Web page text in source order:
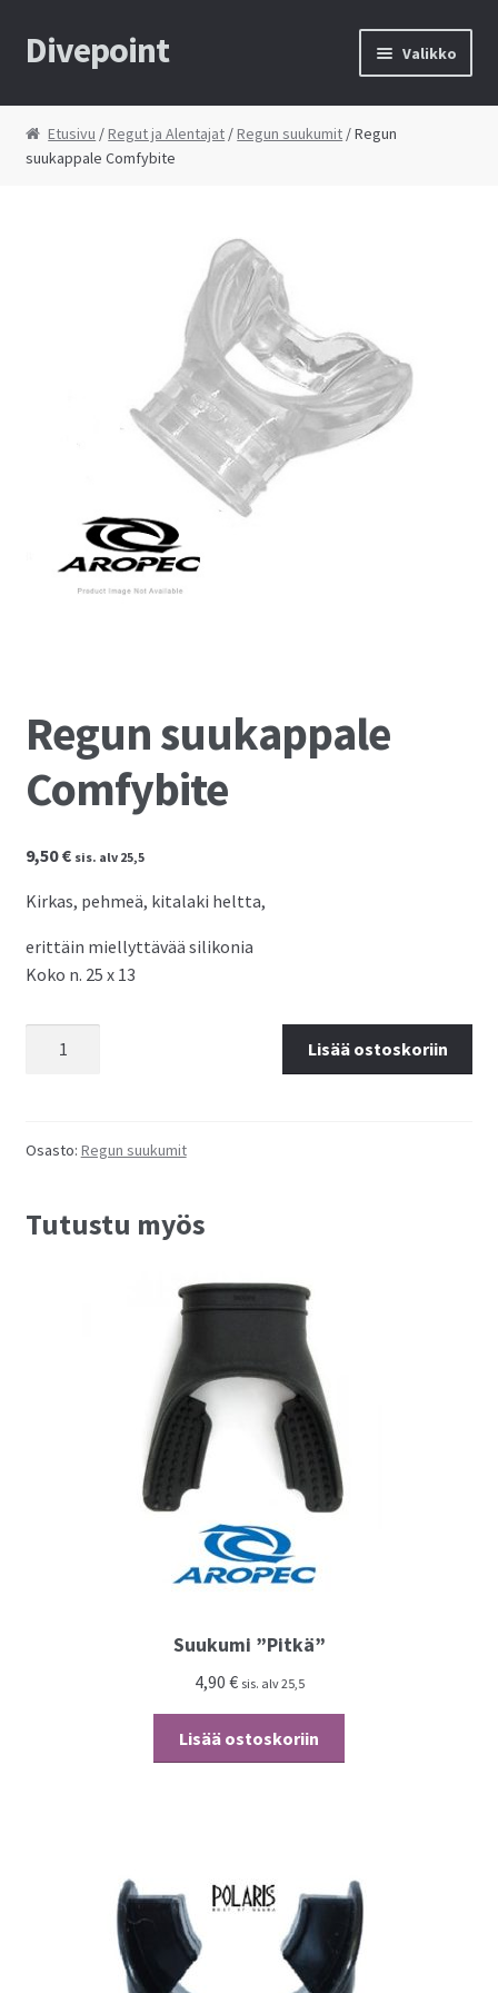
Siirry
navigointiin
Siirry
sisältöön
Divepoint Valikko
Etusivu
Tietosuojaseloste
Kassalle
Etusivu /Regut ja Alentajat /Regun suukumit / Regun
suukappale Comfybite
Regun suukappale
Comfybite
9,50€ sis. alv 25,5
Kirkas, pehmeä, kitalaki heltta,
erittäin miellyttävää silikonia
Koko n. 25 x 13
Lisää ostoskoriin
Osasto: Regun suukumit
Tutustu myös
Suukumi ”Pitkä”
4,90 € sis. alv 25,5
Lisää ostoskoriin